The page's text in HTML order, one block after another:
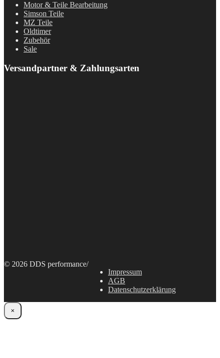
Motor & Teile Bearbeitung
Simson Teile
MZ Teile
Oldtimer
Zubehör
Sale
Versandpartner & Zahlungsarten
© 2026 DDS performance/
Impressum
AGB
Datenschutzerklärung
×